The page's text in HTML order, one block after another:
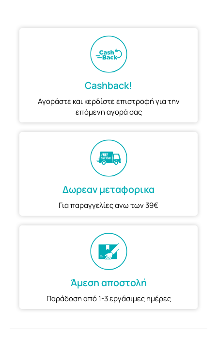
Cashback!
Αγοράστε και κερδίστε επιστροφή για την
επόμενη αγορά σας
Δωρεαν μεταφορικα
Για παραγγελίες ανω των 39€
Άμεση αποστολή
Παράδοση από 1-3 εργάσιμες ημέρες